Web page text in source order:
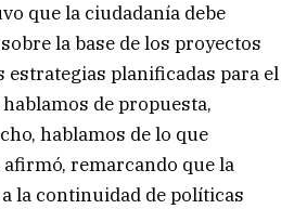
que la ciudadanía debe
la base de los proyectos
estrategias planificadas para el
de propuesta,
hablamos de lo que
remarcando que la
la continuidad de políticas